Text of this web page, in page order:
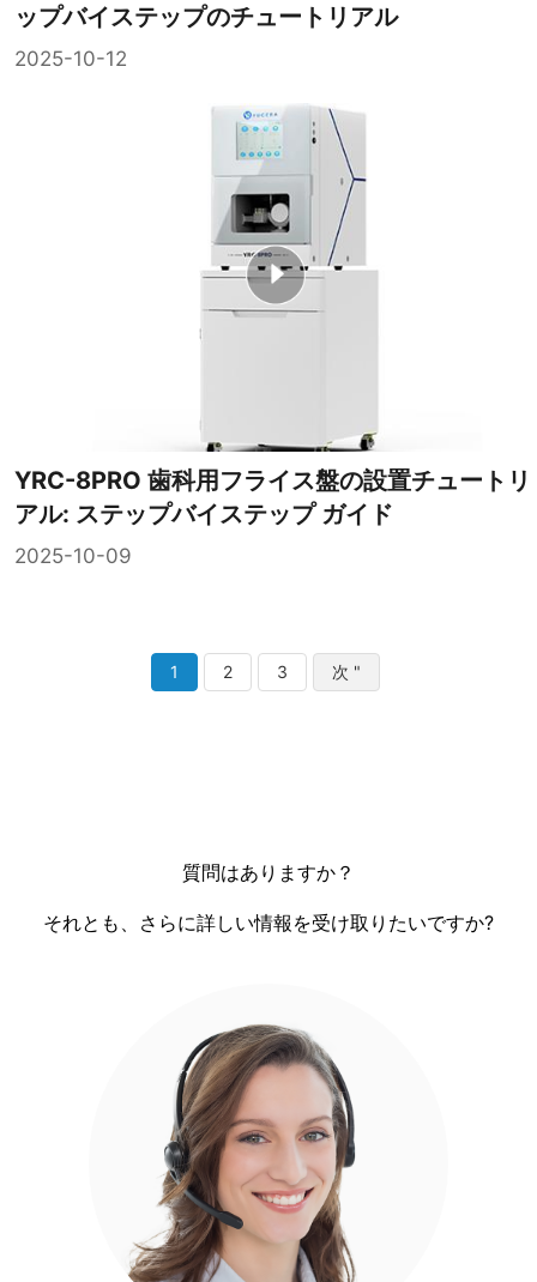
ップバイステップのチュートリアル
2025-10-12
YRC-8PRO 歯科用フライス盤の設置チュートリ
アル: ステップバイステップ ガイド
2025-10-09
1 2 3 次 "
質問はありますか？
それとも、さらに詳しい情報を受け取りたいですか?